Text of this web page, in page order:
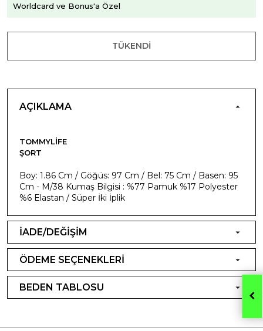
Worldcard ve Bonus'a Özel
TÜKENDI
AÇIKLAMA
TOMMYLIFE
ŞORT
Boy: 1.86 Cm / Göğüs: 97 Cm / Bel: 75 Cm / Basen: 95
Cm - M/38 Kumaş Bilgisi : %77 Pamuk %17 Polyester
%6 Elastan / Süper İki İplik
İADE/DEĞİŞİM
ÖDEME SEÇENEKLERİ
BEDEN TABLOSU